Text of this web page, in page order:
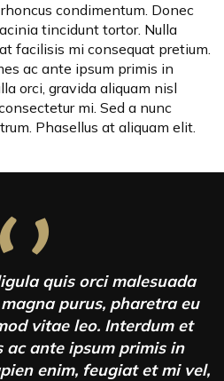
condimentum. Donec
tincidunt tortor. Nulla
facilisis mi consequat pretium.
ac ante ipsum primis in
orci, gravida aliquam nisl
mi. Sed a nunc
Phasellus at aliquam elit.
quis orci malesuada
purus, pharetra eu
vitae leo. Interdum et
ac ante ipsum primis in
enim, feugiat et mi vel,